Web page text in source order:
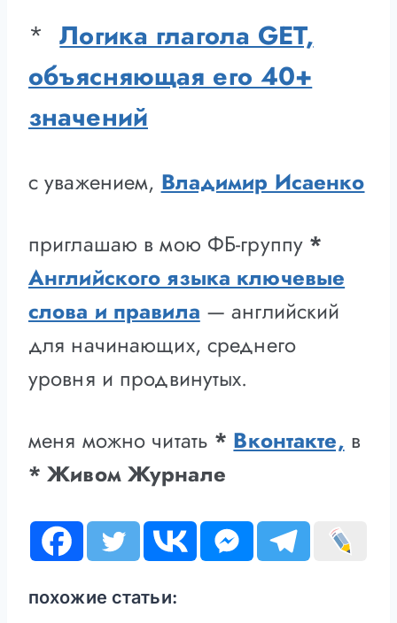
*Логика глагола GET,
объясняющая его 40+
значений
с уважением, Владимир Исаенко
приглашаю в мою ФБ-группу *
Английского языка ключевые
слова и правила — английский
для начинающих, среднего
уровня и продвинутых.
меня можно читать * Вконтакте, в
* Живом Журнале
похожие статьи: